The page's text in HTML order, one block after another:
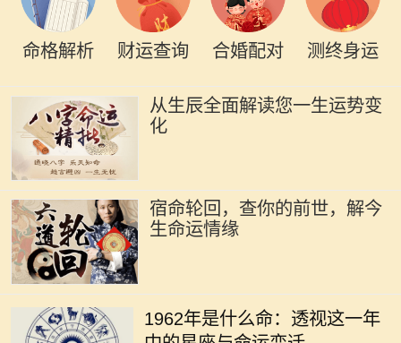
命格解析 财运查询 合婚配对 测终身运
从生辰全面解读您一生运势变
化
宿命轮回，查你的前世，解今
生命运情缘
1962年是什么命：透视这一年
彩纷呈的年份。年头的寒风乍起，带
来了新的希望和挑战。在这个年份